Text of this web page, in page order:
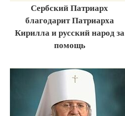
Сербский Патриарх
благодарит Патриарха
Кирилла и русский народ за
помощь